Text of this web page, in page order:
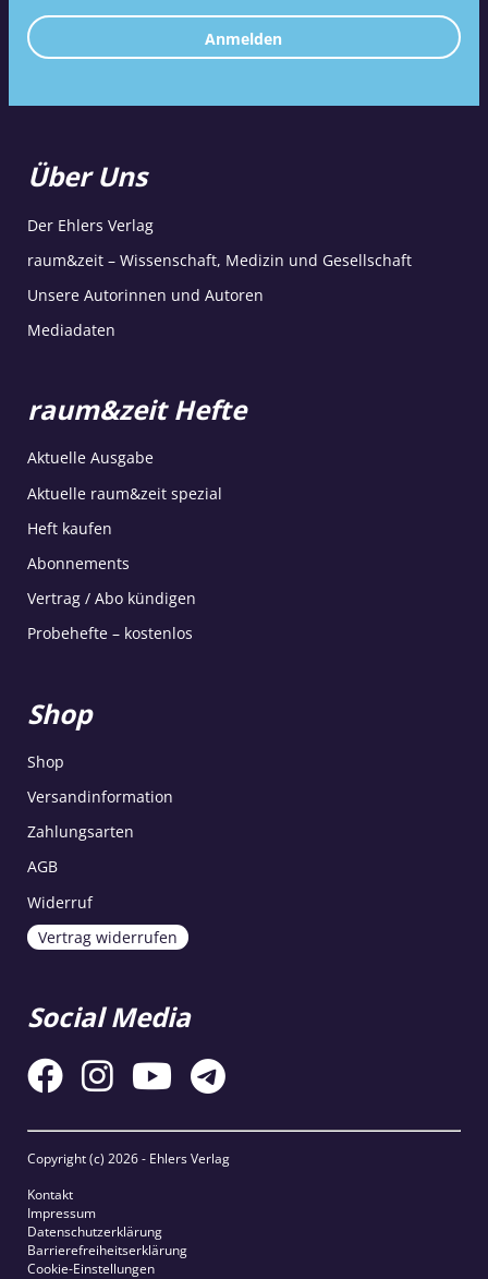
Anmelden
Über Uns
Der Ehlers Verlag
raum&zeit – Wissenschaft, Medizin und Gesellschaft
Unsere Autorinnen und Autoren
Mediadaten
raum&zeit Hefte
Aktuelle Ausgabe
Aktuelle raum&zeit spezial
Heft kaufen
Abonnements
Vertrag / Abo kündigen
Probehefte – kostenlos
Shop
Shop
Versandinformation
Zahlungsarten
AGB
Widerruf
Vertrag widerrufen
Social Media
Copyright (c) 2026 - Ehlers Verlag
Kontakt
Impressum
Datenschutzerklärung
Barrierefreiheitserklärung
Cookie-Einstellungen